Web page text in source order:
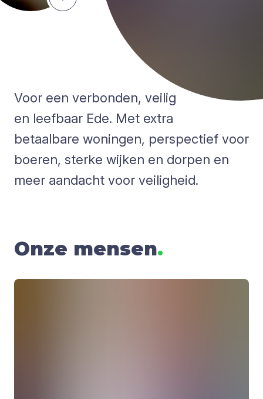
Voor een verbonden, veilig
en leefbaar Ede. Met extra
betaalbare woningen, perspectief voor
boeren, sterke wijken en dorpen en
meer aandacht voor veiligheid.
Onze mensen.